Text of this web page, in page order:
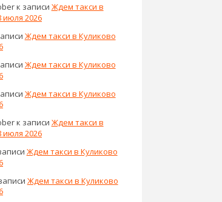
к записи Ждем такси в
июля 2026
Ждем такси в Куликово
Ждем такси в Куликово
Ждем такси в Куликово
к записи Ждем такси в
июля 2026
Ждем такси в Куликово
Ждем такси в Куликово